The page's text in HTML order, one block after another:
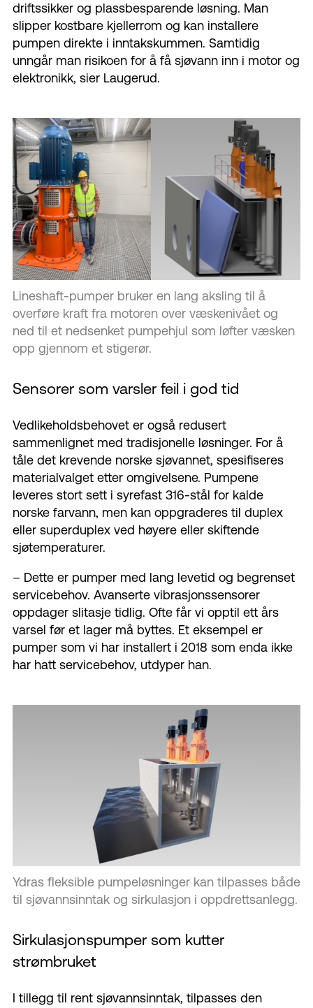
driftssikker og plassbesparende løsning. Man
slipper kostbare kjellerrom og kan installere
pumpen direkte i inntakskummen. Samtidig
unngår man risikoen for å få sjøvann inn i motor og
elektronikk, sier Laugerud.
Lineshaft-pumper bruker en lang aksling til å
overføre kraft fra motoren over væskenivået og
ned til et nedsenket pumpehjul som løfter væsken
opp gjennom et stigerør.
Sensorer som varsler feil i god tid
Vedlikeholdsbehovet er også redusert
sammenlignet med tradisjonelle løsninger. For å
tåle det krevende norske sjøvannet, spesifiseres
materialvalget etter omgivelsene. Pumpene
leveres stort sett i syrefast 316-stål for kalde
norske farvann, men kan oppgraderes til duplex
eller superduplex ved høyere eller skiftende
sjøtemperaturer.
– Dette er pumper med lang levetid og begrenset
servicebehov. Avanserte vibrasjonssensorer
oppdager slitasje tidlig. Ofte får vi opptil ett års
varsel før et lager må byttes. Et eksempel er
pumper som vi har installert i 2018 som enda ikke
har hatt servicebehov, utdyper han.
Ydras fleksible pumpeløsninger kan tilpasses både
til sjøvannsinntak og sirkulasjon i oppdrettsanlegg.
Sirkulasjonspumper som kutter
strømbruket
I tillegg til rent sjøvannsinntak, tilpasses den